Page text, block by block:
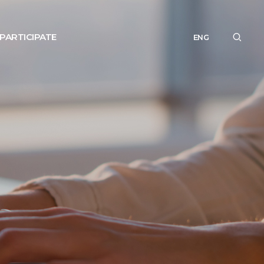
PARTICIPATE ENG